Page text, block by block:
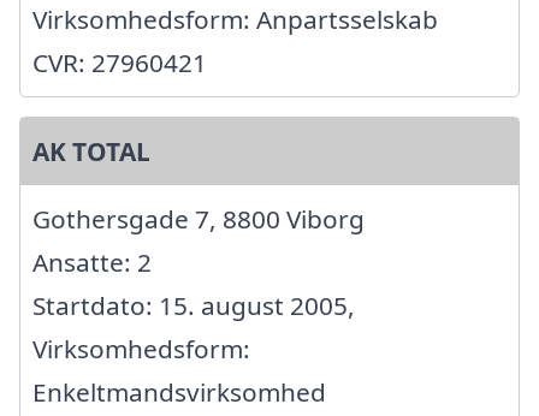
Virksomhedsform: Anpartsselskab
CVR: 27960421
AK TOTAL
Gothersgade 7, 8800 Viborg
Ansatte: 2
Startdato: 15. august 2005,
Virksomhedsform:
Enkeltmandsvirksomhed